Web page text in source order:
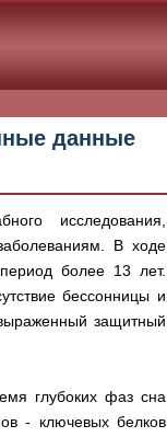
данные
исследования,
В ходе
более 13 лет.
бессонницы и
защитный
глубоких фаз сна
- ключевых белков